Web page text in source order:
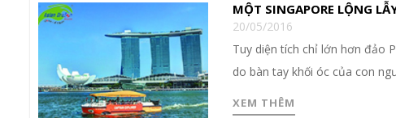
MỘT SINGAPORE LỘNG
20/05/2016
Tuy diện tích chỉ lớn hơn đảo
do bàn tay khối óc của con
XEM THÊM